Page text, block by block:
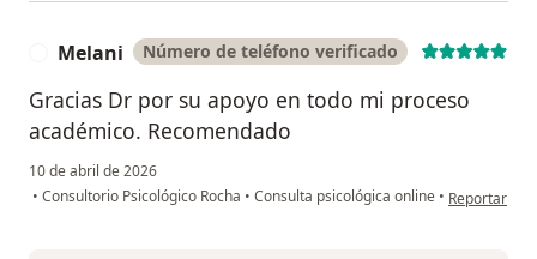
Melani Número de teléfono verificado
Gracias Dr por su apoyo en todo mi proceso
académico. Recomendado
10 de abril de 2026
• Consultorio Psicológico Rocha • Consulta psicológica online • en opinión
Reportar